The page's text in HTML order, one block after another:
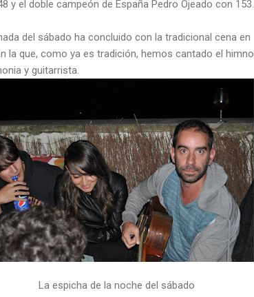
y el doble campeón de España Pedro Ojeado con 153.
del sábado ha concluido con la tradicional cena en
la que, como ya es tradición, hemos cantado el himno
y guitarrista.
La espicha de la noche del sábado